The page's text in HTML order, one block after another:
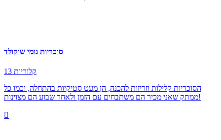
סוכריות גומי שוקולד
13 קלוריות
הסוכריות קלילות וזריזות להכנה, הן מעט סטיקיות בהתחלה, וכמו כל
ממתק שאני מכיר הם משתבחים עם הזמן ולאחר שבוע הם מצוינות!
